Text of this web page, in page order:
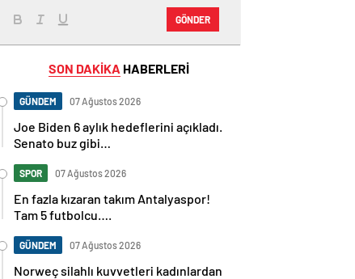
GÖNDER
SON DAKİKA HABERLERİ
GÜNDEM 07 Ağustos 2026
Joe Biden 6 aylık hedeflerini açıkladı.
Senato buz gibi…
SPOR 07 Ağustos 2026
En fazla kızaran takım Antalyaspor!
Tam 5 futbolcu….
GÜNDEM 07 Ağustos 2026
Norweç silahlı kuvvetleri kadınlardan